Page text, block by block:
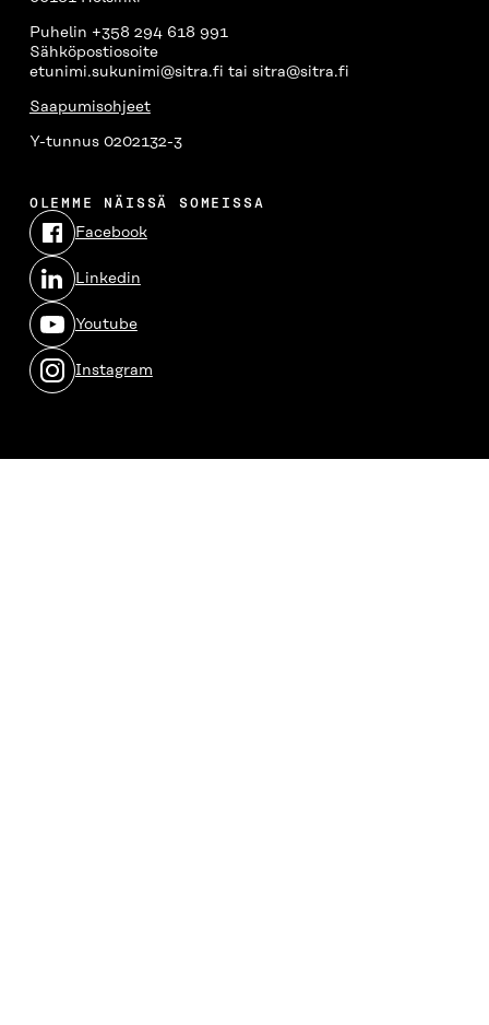
Puhelin +358 294 618 991
Sähköpostiosoite
etunimi.sukunimi@sitra.fi tai sitra@sitra.fi
Saapumisohjeet
Y-tunnus 0202132-3
OLEMME NÄISSÄ SOMEISSA
Facebook
Avautuu
uudessa
ikkunassaLinkedin
Avautuu
uudessa
ikkunassaYoutube
Avautuu
uudessa
ikkunassaInstagram
Avautuu
uudessa